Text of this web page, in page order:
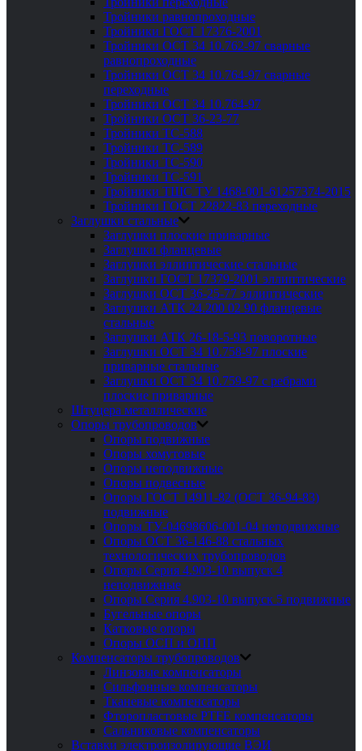
Тройники равнопроходные
Тройники ГОСТ 17376-2001
Тройники ОСТ 34 10.762-97 сварные
равнопроходные
Тройники ОСТ 34 10.764-97 сварные
переходные
Тройники ОСТ 34 10.764-97
Тройники ОСТ 36-23-77
Тройники ТС-588
Тройники ТС-589
Тройники ТС-590
Тройники ТС-591
Тройники ТШС ТУ 1468-001-61257374-2015
Тройники ГОСТ 22822-83 переходные
Заглушки стальные
Заглушки плоские приварные
Заглушки фланцевые
Заглушки эллиптические стальные
Заглушки ГОСТ 17379-2001 эллиптические
Заглушки ОСТ 36-25-77 эллиптические
Заглушки АТК 24.200 02 90 фланцевые
стальные
Заглушки АТК 26-18-5-93 поворотные
Заглушки ОСТ 34 10.758-97 плоские
приварные стальные
Заглушки ОСТ 34 10.759-97 с ребрами
плоские приварные
Штуцера металлические
Опоры трубопроводов
Опоры подвижные
Опоры хомутовые
Опоры неподвижные
Опоры подвесные
Опоры ГОСТ 14911-82 (ОСТ 36-94-83)
подвижные
Опоры ТУ-04698606-001-04 неподвижные
Опоры ОСТ 36-146-88 стальных
технологических трубопроводов
Опоры Серия 4.903-10 выпуск 4
неподвижные
Опоры Серия 4.903-10 выпуск 5 подвижные
Бугельные опоры
Катковые опоры
Опоры ОСП и ОПП
Компенсаторы трубопроводов
Линзовые компенсаторы
Сильфонные компенсаторы
Тканевые компенсаторы
Фторопластовые PTFE компенсаторы
Сальниковые компенсаторы
Вставки электроизолирующие ВЭИ